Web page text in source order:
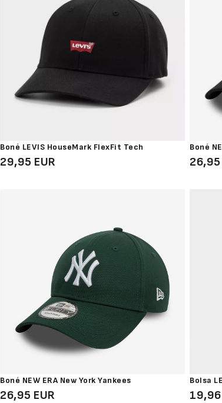
Boné LEVIS HouseMark FlexFit Tech
29,95 EUR
Boné
26,95
Boné NEW ERA New York Yankees
26,95 EUR
Bolsa
19,96